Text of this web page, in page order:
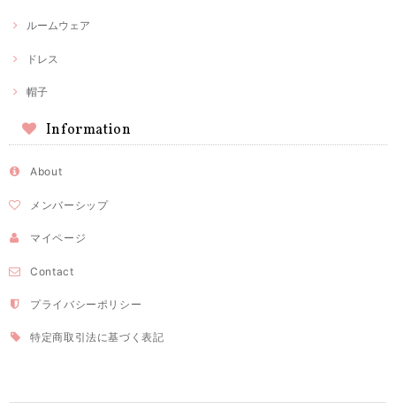
ルームウェア
ドレス
帽子
Information
About
メンバーシップ
マイページ
Contact
プライバシーポリシー
特定商取引法に基づく表記